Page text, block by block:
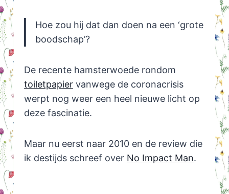
Hoe zou hij dat dan doen na een ‘grote
boodschap’?
De recente hamsterwoede rondom
toiletpapiervanwege de coronacrisis
werpt nog weer een heel nieuwe licht op
deze fascinatie.
Maar nu eerst naar 2010 en de review die
ik destijds schreef over No Impact Man.